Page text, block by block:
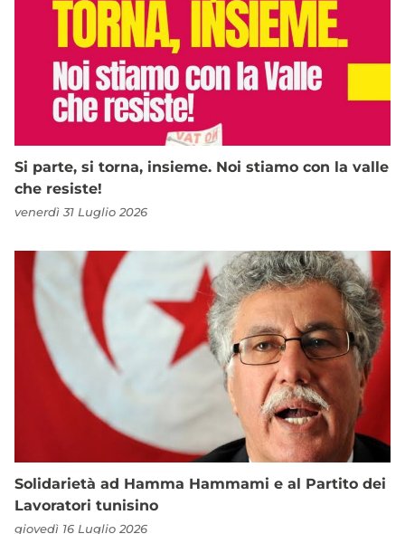
Si parte, si torna, insieme. Noi stiamo con la valle
che resiste!
venerdì 31 Luglio 2026
Solidarietà ad Hamma Hammami e al Partito dei
Lavoratori tunisino
giovedì 16 Luglio 2026